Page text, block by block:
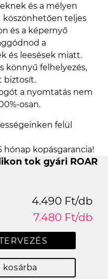
és a mélyen
teljes
és a képernyő
a
és leesések miatt.
könnyű felhelyezés,
biztosít.
a nyomtatás nem
osan.
felül
hónap kopásgarancia!
tok gyári ROAR
4.490 Ft/db
7.480 Ft/db
kosárba